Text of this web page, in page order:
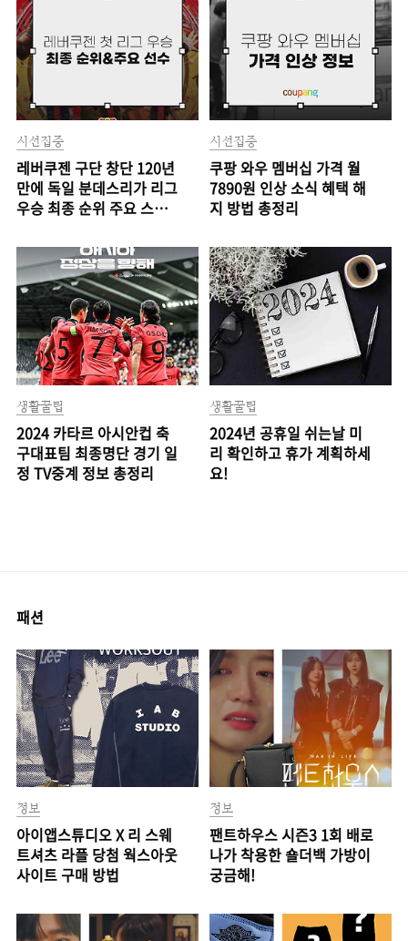
시선집중
레버쿠젠 구단 창단 120년
만에 독일 분데스리가 리그
우승 최종 순위 주요 스쿼
시선집중
쿠팡 와우 멤버십 가격 월
7890원 인상 소식 혜택 해
지 방법 총정리
생활꿀팁
2024 카타르 아시안컵 축
구대표팀 최종명단 경기 일
정 TV중계 정보 총정리
생활꿀팁
2024년 공휴일 쉬는날 미
리 확인하고 휴가 계획하세
요!
패션
정보
아이앱스튜디오 X 리 스웨
트셔츠 라플 당첨 웍스아웃
사이트 구매 방법
정보
팬트하우스 시즌3 1회 배로
나가 착용한 숄더백 가방이
궁금해!